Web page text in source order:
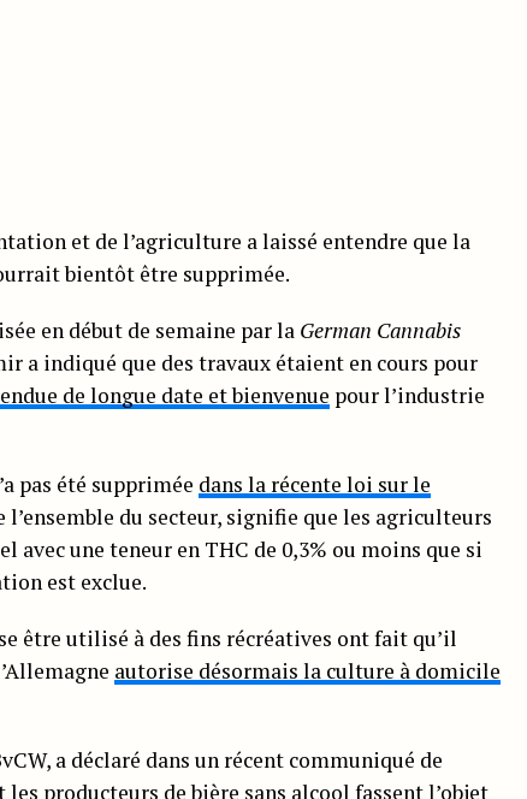
et de l’agriculture a laissé entendre que la
bientôt être supprimée.
en début de semaine par la German Cannabis
a indiqué que des travaux étaient en cours pour
de longue date et bienvenue pour l’industrie
pas été supprimée dans la récente loi sur le
l’ensemble du secteur, signifie que les agriculteurs
une teneur en THC de 0,3% ou moins que si
est exclue.
être utilisé à des fins récréatives ont fait qu’il
autorise désormais la culture à domicile
a déclaré dans un récent communiqué de
producteurs de bière sans alcool fassent l’objet